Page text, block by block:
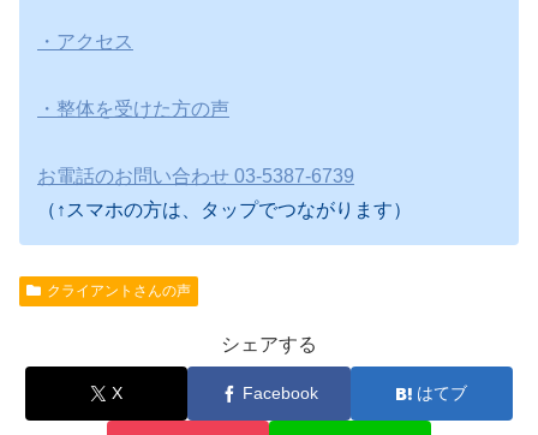
・アクセス
・整体を受けた方の声
お電話のお問い合わせ 03-5387-6739
（↑スマホの方は、タップでつながります）
クライアントさんの声
シェアする
X Facebook はてブ